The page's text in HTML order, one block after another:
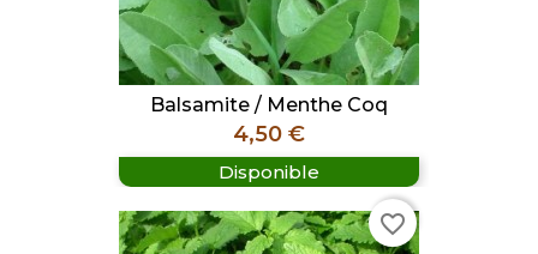
Balsamite / Menthe Coq
Prix
4,50 €
Disponible
favorite_border